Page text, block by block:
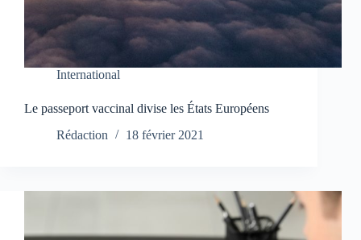
International
Le passeport vaccinal divise les États Européens
Rédaction
18 février 2021